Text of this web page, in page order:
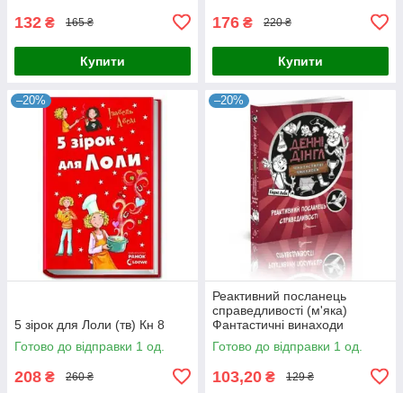
132 ₴ 165 ₴
Купити
176 ₴ 220 ₴
Купити
–20%
5 зірок для Лоли (тв) Кн 8
Готово до відправки 1 од.
208 ₴ 260 ₴
–20%
Реактивний посланець
справедливості (м'яка)
Фантастичні винаходи
Готово до відправки 1 од.
103,20 ₴ 129 ₴